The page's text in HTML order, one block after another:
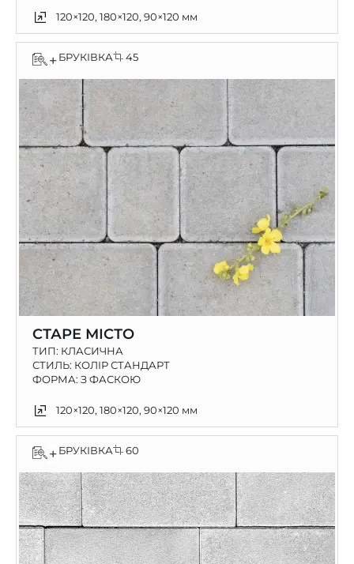
120×120, 180×120, 90×120 мм
+ БРУКІВКА 45
СТАРЕ МІСТО
ТИП: КЛАСИЧНА
СТИЛЬ: КОЛІР СТАНДАРТ
ФОРМА: З ФАСКОЮ
120×120, 180×120, 90×120 мм
+ БРУКІВКА 60